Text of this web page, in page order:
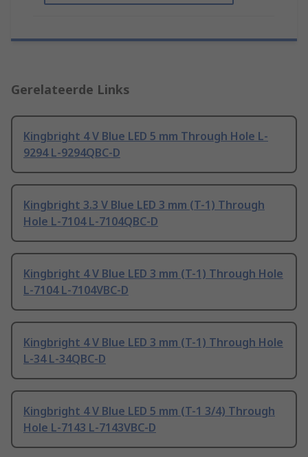
Gerelateerde Links
Kingbright 4 V Blue LED 5 mm Through Hole L-
9294 L-9294QBC-D
Kingbright 3.3 V Blue LED 3 mm (T-1) Through
Hole L-7104 L-7104QBC-D
Kingbright 4 V Blue LED 3 mm (T-1) Through Hole
L-7104 L-7104VBC-D
Kingbright 4 V Blue LED 3 mm (T-1) Through Hole
L-34 L-34QBC-D
Kingbright 4 V Blue LED 5 mm (T-1 3/4) Through
Hole L-7143 L-7143VBC-D